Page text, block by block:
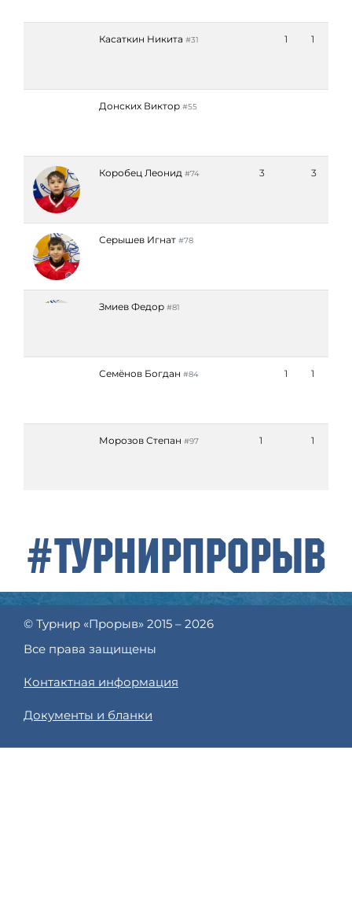
Касаткин Никита #31 1 1
Донских Виктор #55
Коробец Леонид #74 3 3
Серышев Игнат #78
Змиев Федор #81
Семёнов Богдан #84 1 1
Морозов Степан #97 1 1
#ТурнирПрорыв
© Турнир «Прорыв» 2015 – 2026
Все права защищены
Контактная информация
Документы и бланки